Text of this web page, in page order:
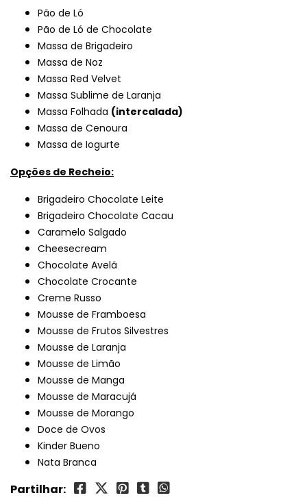
Pão de Ló
Pão de Ló de Chocolate
Massa de Brigadeiro
Massa de Noz
Massa Red Velvet
Massa Sublime de Laranja
Massa Folhada (intercalada)
Massa de Cenoura
Massa de Iogurte
Opções de Recheio:
Brigadeiro Chocolate Leite
Brigadeiro Chocolate Cacau
Caramelo Salgado
Cheesecream
Chocolate Avelã
Chocolate Crocante
Creme Russo
Mousse de Framboesa
Mousse de Frutos Silvestres
Mousse de Laranja
Mousse de Limão
Mousse de Manga
Mousse de Maracujá
Mousse de Morango
Doce de Ovos
Kinder Bueno
Nata Branca
Partilhar: